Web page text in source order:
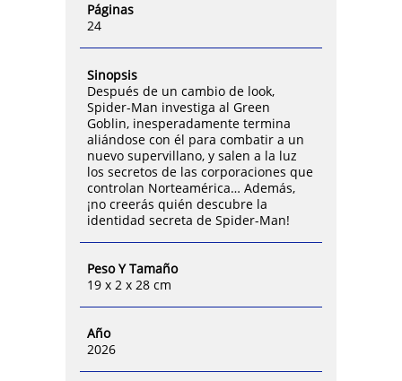
Páginas
24
Sinopsis
Después de un cambio de look,
Spider-Man investiga al Green
Goblin, inesperadamente termina
aliándose con él para combatir a un
nuevo supervillano, y salen a la luz
los secretos de las corporaciones que
controlan Norteamérica… Además,
¡no creerás quién descubre la
identidad secreta de Spider-Man!
Peso Y Tamaño
19 x 2 x 28 cm
Año
2026